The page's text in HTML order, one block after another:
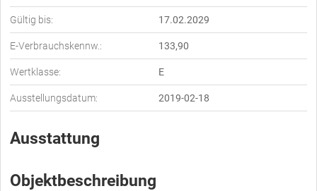
Gültig bis: 17.02.2029
E-Verbrauchskennw.: 133,90
Wertklasse: E
Ausstellungsdatum: 2019-02-18
Ausstattung
Objektbeschreibung